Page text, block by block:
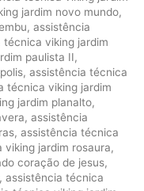
jardim novo mundo,
, assistência
técnica viking jardim
paulista II,
, assistência técnica
técnica viking jardim
jardim planalto,
, assistência
, assistência técnica
jardim rosaura,
coração de jesus,
, assistência técnica